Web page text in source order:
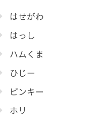
はせがわ
はっし
ハムくま
ひじー
ピンキー
ホリ